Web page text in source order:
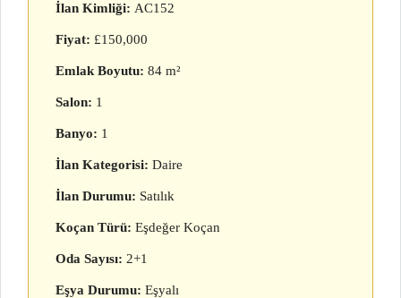
İlan Kimliği: AC152
Fiyat: £150,000
Emlak Boyutu: 84 m²
Salon: 1
Banyo: 1
İlan Kategorisi: Daire
İlan Durumu: Satılık
Koçan Türü: Eşdeğer Koçan
Oda Sayısı: 2+1
Eşya Durumu: Eşyalı